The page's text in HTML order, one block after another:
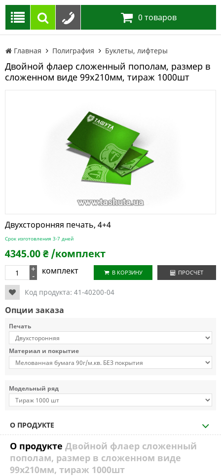
0 товаров
Главная Полиграфия Буклеты, лифтеры
Двойной флаер сложенный пополам, размер в
сложенном виде 99х210мм, тираж 1000шт
Двухсторонняя печать, 4+4
Срок изготовления 3-7 дней
4345.00₴ /комплект
+
- комплект В КОРЗИНУ ПРОСЧЕТ
Код продукта: 41-40200-04
Опции заказа
Печать
Материал и покрытие
Модельный ряд
О ПРОДУКТЕ
О продукте Двойной флаер сложенный
пополам, размер в сложенном виде
99х210мм, тираж 1000шт